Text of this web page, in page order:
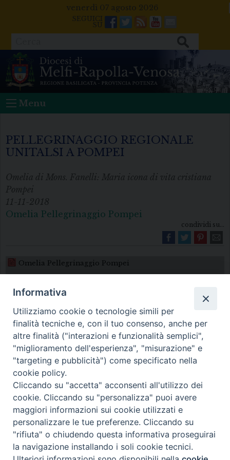
venerdì 07 agosto 2026
Facebook
Twitter
FeedsYoutube
Mail
Menu
PELLEGRINAGGIO REGIONALE
UNITALSI A POMPEI
Omelia di Mons. Fanelli: Maria icona di vita cristiana
Pompei
11-11-2018
Omelia Pellegrinaggio Pompei
condividi su...
Omelia Pellegrinaggio Pompei
Diocesi di Melfi Rapolla Venosa
• Largo Duomo, 12 - 85025 MELFI (PZ) •
Tel. 0972238604
PEC ufficiale della Diocesi:
diocesi.melfi_rapolla_venosa@legalmail.it
Informativa
Utilizziamo cookie o tecnologie simili per
finalità tecniche e, con il tuo consenso, anche per
altre finalità ("interazioni e funzionalità semplici",
"miglioramento dell'esperienza", "misurazione" e
"targeting e pubblicità") come specificato nella
cookie policy.
Cliccando su "accetta" acconsenti all'utilizzo dei
cookie. Cliccando su "personalizza" puoi avere
maggiori informazioni sui cookie utilizzati e
personalizzare le tue preferenze. Cliccando su
"rifiuta" o chiudendo questa informativa proseguirai
la navigazione installando i soli cookie tecnici.